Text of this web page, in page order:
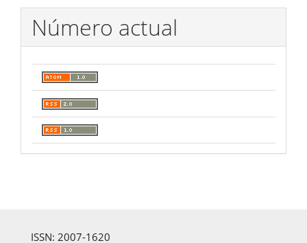
Número actual
ISSN: 2007-1620